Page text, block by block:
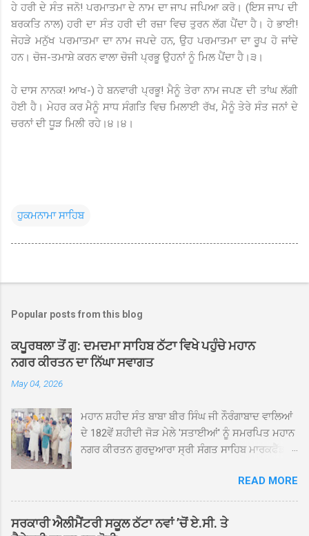
ਹੇ ਹਰੀ ਦੇ ਸੰਤ ਜਨੋ! ਪਰਮਾਤਮਾ ਦੇ ਨਾਮ ਦਾ ਜਾਪ ਜਪਿਆ ਕਰੋ। (ਇਸ ਜਾਪ ਦੀ
ਬਰਕਤਿ ਨਾਲ) ਹਰੀ ਦਾ ਸੰਤ ਹਰੀ ਦੀ ਰਜ਼ਾ ਵਿਚ ਤੁਰਨ ਲੱਗ ਪੈਂਦਾ ਹੈ। ਹੇ ਭਾਈ!
ਜੇਹੜੇ ਮਨੁੱਖ ਪਰਮਾਤਮਾ ਦਾ ਨਾਮ ਜਪਦੇ ਹਨ, ਉਹ ਪਰਮਾਤਮਾ ਦਾ ਰੂਪ ਹੋ ਜਾਂਦੇ
ਹਨ। ਚੋਜ-ਤਮਾਸ਼ੇ ਕਰਨ ਵਾਲਾ ਚੋਜੀ ਪ੍ਰਭੂ ਉਹਨਾਂ ਨੂੰ ਮਿਲ ਪੈਂਦਾ ਹੈ।੩।
ਹੇ ਦਾਸ ਨਾਨਕ! ਆਖ-) ਹੇ ਬਨਵਾਰੀ ਪ੍ਰਭੂ! ਮੈਨੂੰ ਤੇਰਾ ਨਾਮ ਜਪਣ ਦੀ ਤਾਂਘ ਲੱਗੀ
ਹੋਈ ਹੈ। ਮੇਹਰ ਕਰ ਮੈਨੂੰ ਸਾਧ ਸੰਗਤਿ ਵਿਚ ਮਿਲਾਈ ਰੱਖ, ਮੈਨੂੰ ਤੇਰੇ ਸੰਤ ਜਨਾਂ ਦੇ
ਚਰਨਾਂ ਦੀ ਧੂੜ ਮਿਲੀ ਰਹੇ।੪।੪।
ਹੁਕਮਨਾਮਾ ਸਾਹਿਬ
Popular posts from this blog
ਕਪੂਰਥਲਾ ਤੋਂ ਗੁ: ਦਮਦਮਾ ਸਾਹਿਬ ਠੱਟਾ ਵਿਖੇ ਪਹੁੰਚੇ ਮਹਾਨ
ਨਗਰ ਕੀਰਤਨ ਦਾ ਨਿੱਘਾ ਸਵਾਗਤ
May 04, 2026
ਮਹਾਨ ਸ਼ਹੀਦ ਸੰਤ ਬਾਬਾ ਬੀਰ ਸਿੰਘ ਜੀ ਨੌਰੰਗਾਬਾਦ ਵਾਲਿਆਂ
ਦੇ 182ਵੇਂ ਸ਼ਹੀਦੀ ਜੋੜ ਮੇਲੇ 'ਸਤਾਈਆਂ' ਨੂੰ ਸਮਰਪਿਤ ਮਹਾਨ
ਨਗਰ ਕੀਰਤਨ ਗੁਰਦੁਆਰਾ ਸ੍ਰੀ ਸੰਗਤ ਸਾਹਿਬ ਮਾਰਕਫੈੱਡ
ਸਰਪ੍ਰਸਤੀ ਹੇਠ, ਪੰਜ ਪਿਆਰਿਆਂ ਦੀ ਅਗਵਾਈ ਵਿੱਚ
ਮਹੱਲਾ ਸੰਤਪੁਰਾ ਤੋਂ ਪ੍ਰਾਰੰਭ ਹੋ ਕੇ ਪਿੰਡ ਭਗਤਪੁਰ,
ਭਗਵਾਨਪੁਰ, ਝੁੱਗੀਆਂ ਗੁਲਾਮ, ਮਜਾਦਪੁਰ, ਕੁੱਲੀਆਂ, ਰੱਤਾ ਨੌ
ਅਬਾਦ, ਕੋਲੀਆਂਵਾਲ, ਅੱਡਾ ਸਾਬੂਵਾਲ, ਦਰੀਏਵਾਲ,
READ MORE
ਸਰਕਾਰੀ ਐਲੀਮੈਂਟਰੀ ਸਕੂਲ ਠੱਟਾ ਨਵਾਂ ’ਚੋਂ ਏ.ਸੀ. ਤੇ